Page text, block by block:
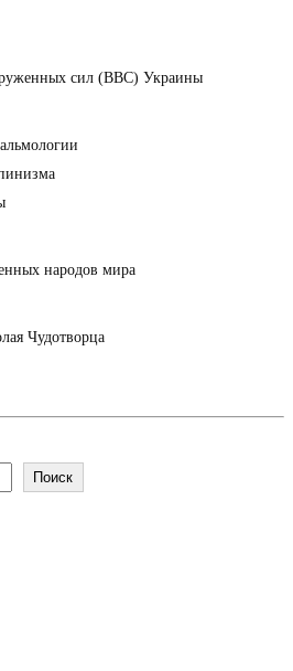
сил (ВВС) Украины
народов мира
Чудотворца
Поиск